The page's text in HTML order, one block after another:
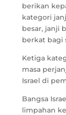
berikan
kategori
besar, janji
berkat bagi
Ketiga
masa
Israel di
Bangsa
limpahan